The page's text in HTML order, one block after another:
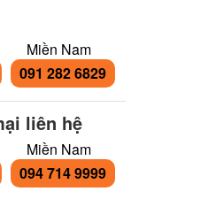
Miền Nam
091 282 6829
liên hệ
Miền Nam
094 714 9999